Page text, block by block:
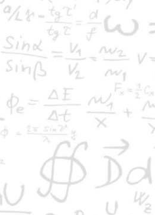
Βρείτε τους επόμενους 3
Ποιοι είναι οι επόμενοι 3 αριθμοί στην